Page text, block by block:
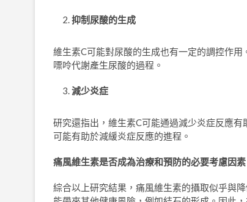
抑制尿酸的生成
維生素C可能對尿酸的生成也有一定的調控作
嘌呤代謝產生尿酸的過程。
減少炎症
研究還指出，維生素C可能通過減少炎症反應
可能有助於減緩炎症反應的進程。
痛風維生素是否成為治療和預防的必要考慮因素
綜合以上研究結果，痛風維生素的攝取似乎與